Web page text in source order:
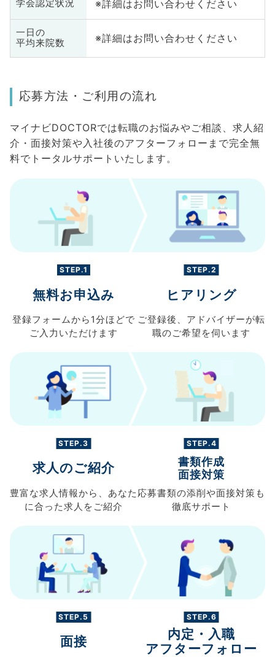
学会認定状況 ※詳細はお問い合わせください
一日の
平均来院数
※詳細はお問い合わせください
応募方法・ご利用の流れ
マイナビDOCTORでは転職のお悩みやご相談、求人紹
介・面接対策や入社後のアフターフォローまで完全無
料でトータルサポートいたします。
STEP.1
無料お申込み
登録フォームから 1分ほどで
ご入力 いただけます
STEP.2
ヒアリング
ご登録後、 アドバイザーが転
職のご希望を伺います
STEP.3
求人のご紹介
豊富な求人情報から、 あなた
に合った求人を ご紹介
STEP.4
書類作成
面接対策
応募書類の添削や面接対策も
徹底サポート
STEP.5
面接
STEP.6
内定・入職
アフターフォロー